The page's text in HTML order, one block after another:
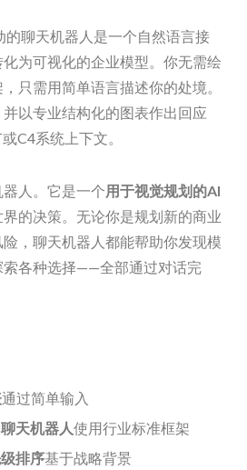
的聊天机器人是一个自然语言接
为可视化的企业模型。你无需绘
只需用简单语言描述你的处境。
以专业结构化的图表作出回应
或C4系统上下文。
人。它是一个用于视觉规划的AI
界的决策。无论你是规划新的商业
，聊天机器人都能帮助你发现模
索各种选择——全部通过对话完
通过简单输入
天机器人使用行业标准框架
排序基于战略背景